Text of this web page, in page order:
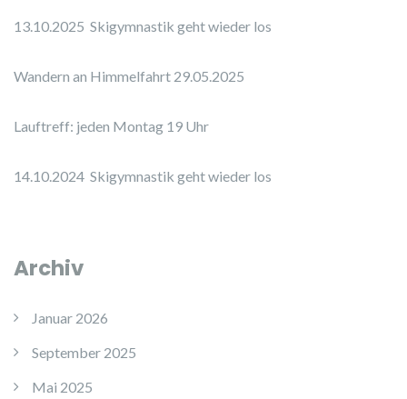
13.10.2025 Skigymnastik geht wieder los
Wandern an Himmelfahrt 29.05.2025
Lauftreff: jeden Montag 19 Uhr
14.10.2024 Skigymnastik geht wieder los
Archiv
Januar 2026
September 2025
Mai 2025